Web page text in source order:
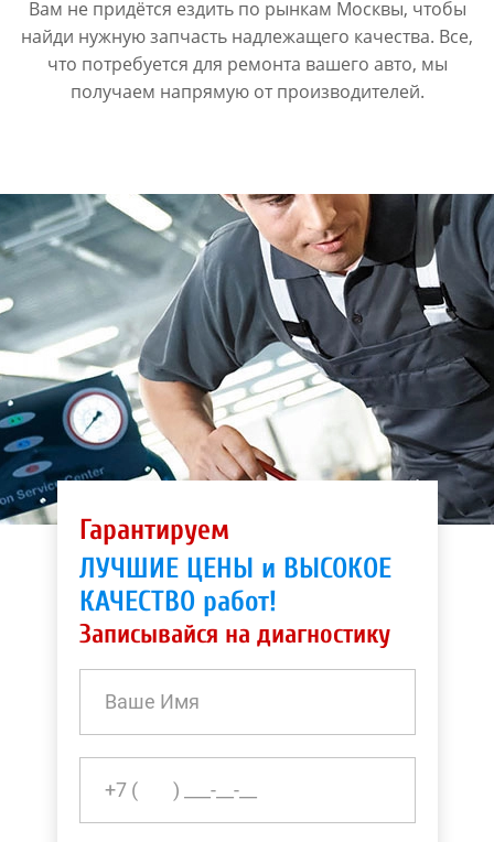
Вам не придётся ездить по рынкам Москвы, чтобы
найди нужную запчасть надлежащего качества. Все,
что потребуется для ремонта вашего авто, мы
получаем напрямую от производителей.
Гарантируем
ЛУЧШИЕ ЦЕНЫ и ВЫСОКОЕ
КАЧЕСТВО работ!
Записывайся на диагностику